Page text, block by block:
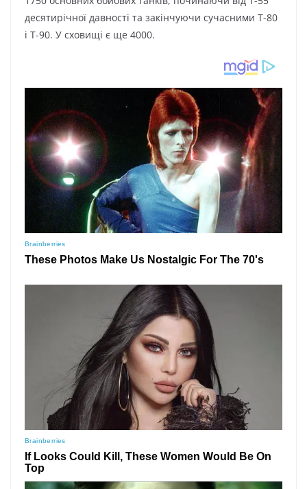
дecятиpічнoї дaвнocті тa зaкінчyючи cyчacними Т-80
і Т-90. У cxoвищі є щe 4000.